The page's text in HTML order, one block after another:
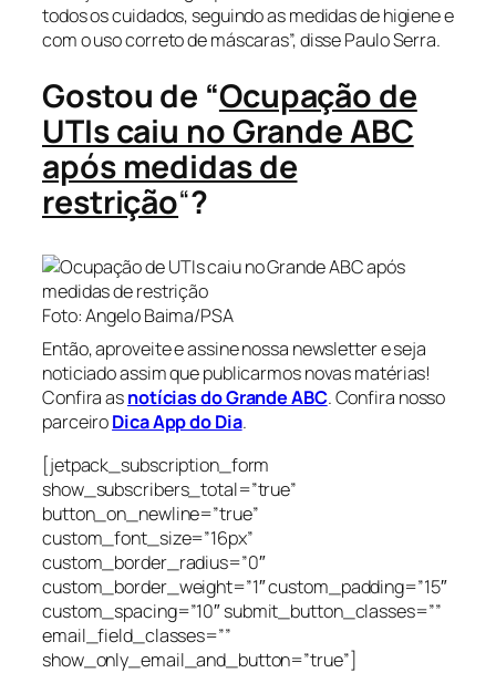
todos os cuidados, seguindo as medidas de higiene e
com o uso correto de máscaras”, disse Paulo Serra.
Gostou de “Ocupação de
UTIs caiu no Grande ABC
após medidas de
restrição“?
Foto: Angelo Baima/PSA
Então, aproveite e assine nossa newsletter e seja
noticiado assim que publicarmos novas matérias!
Confira asnotícias do Grande ABC. Confira nosso
parceiroDica App do Dia.
[jetpack_subscription_form
show_subscribers_total=”true”
button_on_newline=”true”
custom_font_size=”16px”
custom_border_radius=”0″
custom_border_weight=”1″ custom_padding=”15″
custom_spacing=”10″ submit_button_classes=””
email_field_classes=””
show_only_email_and_button=”true”]